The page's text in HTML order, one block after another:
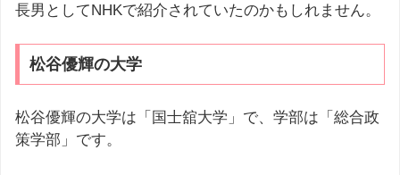
長男としてNHKで紹介されていたのかもしれません。
松谷優輝の大学
松谷優輝の大学は「国士舘大学」で、学部は「総合政
策学部」です。